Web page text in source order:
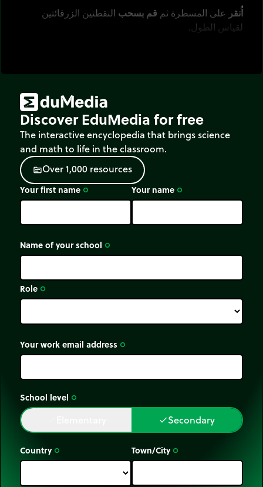
اُنقر على المسطرة ثم قم بسحب النقطتين الزرقائتين
لقياس الطول.
Discover EduMedia for free
The interactive encyclopedia that brings science
and math to life in the classroom.
sourceOver1,000 resources
Your first name trip_origin Your name trip_origin
Name of your school trip_origin
Role trip_origin
Your work email address trip_origin
School level trip_origin
doneSecondary
Country trip_origin Town/City trip_origin